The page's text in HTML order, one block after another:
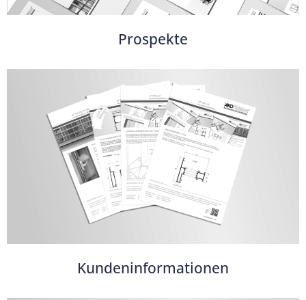
Prospekte
Kundeninformationen